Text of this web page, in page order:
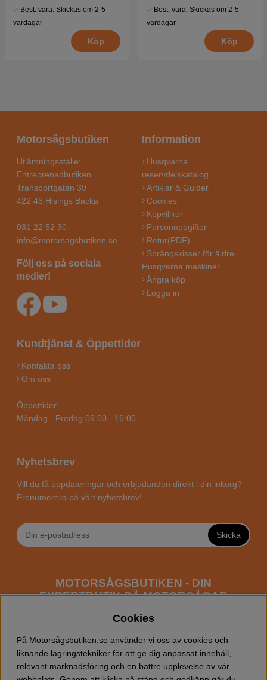
Best. vara. Skickas om 2-5
vardagar
Köp
Best. vara. Skickas om 2-5
vardagar
Köp
Motorsågsbutiken
Utlämningsställe:
Entreprenadbutiken
Transportgatan 39
422 46 Hisings Backa
031 22 52 30
info@motorsagsbutiken.se
Följ oss på sociala
medier!
Information
Husqvarna
reservdelskatalog
Artiklar & Guider
Cookies
Köpvillkor
Personuppgifter
Retur(PDF)
Sprängskisser för äldre
Husqvarna maskiner
Ångra köp
Logga in
Kundtjänst & Öppettider
Kontakta oss
Om oss
Öppettider:
Måndag - Fredag 09.00 - 16:00
Nyhetsbrev
Vill du få uppdateringar och erbjudanden direkt i din inkorg?
Prenumerera på vårt nyhetsbrev!
Skicka
MOTORSÅGSBUTIKEN - DIN
EXPERTBUTIK PÅ MOTORSÅGAR
fokus mot entusiaster och professionella användare av
motorsågar. Vi erbjuder ett brett sortiment av
Husqvarna motorsågarsamt alla tänkbaratillbehör
Cookies
På Motorsågsbutiken.se använder vi oss av cookies och
liknande lagringstekniker för att ge dig anpassat innehåll,
relevant marknadsföring och en bättre upplevelse av vår